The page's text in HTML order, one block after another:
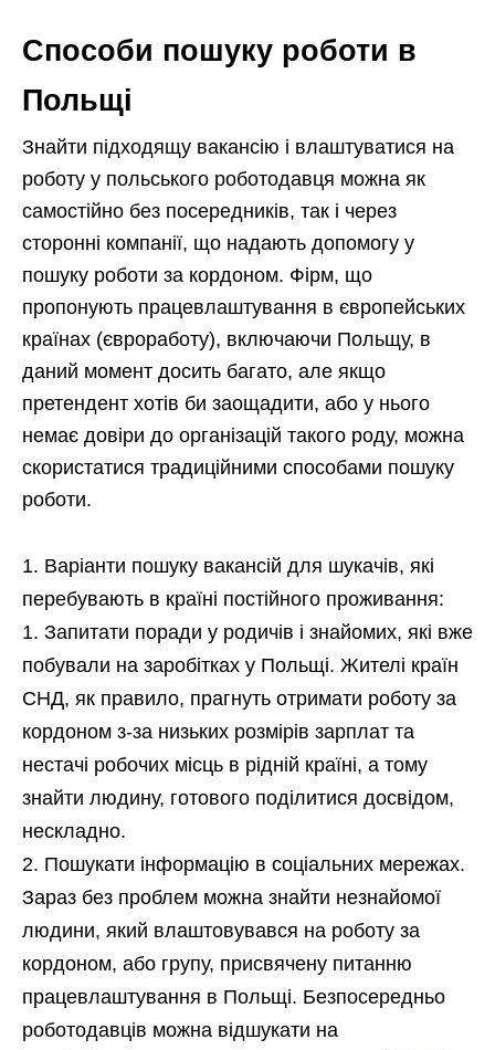
Способи пошуку роботи в
Польщі
Знайти підходящу вакансію і влаштуватися на
роботу у польського роботодавця можна як
самостійно без посередників, так і через
сторонні компанії, що надають допомогу у
пошуку роботи за кордоном. Фірм, що
пропонують працевлаштування в європейських
країнах (євроработу), включаючи Польщу, в
даний момент досить багато, але якщо
претендент хотів би заощадити, або у нього
немає довіри до організацій такого роду, можна
скористатися традиційними способами пошуку
роботи.
Варіанти пошуку вакансій для шукачів, які
перебувають в країні постійного проживання:
Запитати поради у родичів і знайомих, які вже
побували на заробітках у Польщі. Жителі країн
СНД, як правило, прагнуть отримати роботу за
кордоном з-за низьких розмірів зарплат та
нестачі робочих місць в рідній країні, а тому
знайти людину, готового поділитися досвідом,
нескладно.
Пошукати інформацію в соціальних мережах.
Зараз без проблем можна знайти незнайомої
людини, який влаштовувався на роботу за
кордоном, або групу, присвячену питанню
працевлаштування в Польщі. Безпосередньо
роботодавців можна відшукати на